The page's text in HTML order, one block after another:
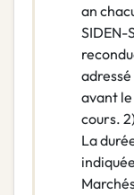
an
SIDEN-
avant
cours.
La